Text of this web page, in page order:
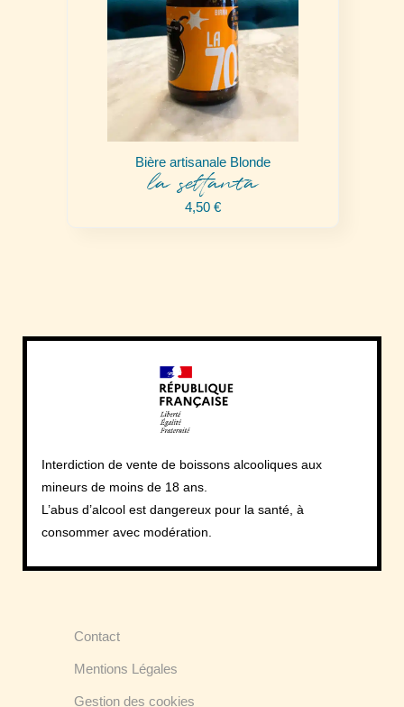
Bière artisanale Blonde
la settanta
4,50 €
Interdiction de vente de boissons alcooliques aux
mineurs de moins de 18 ans.
L’abus d’alcool est dangereux pour la santé, à
consommer avec modération.
Contact
Mentions Légales
Gestion des cookies